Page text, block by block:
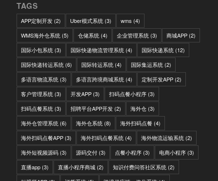
TAGS
APP定制开发(2) Uber模式系统(3) wms (4)
WMS海外仓系统(5) 仓储系统(4) 企业管理系统(3) 商城APP(2)
国际小包系统(3) 国际快递物流管理系统(4) 国际快递系统(12)
国际快递转运系统(6) 国际转运系统(4) 国际集运系统(2)
多语言物流系统(3) 多语言跨境商城系统(4) 定制开发APP(2)
客户管理系统(3) 开发APP(3) 扫码点餐小程序(3)
扫码点餐系统(3) 招聘平台APP开发(2) 海外仓(3)
海外仓管理系统(6) 海外仓系统(8) 海外扫码点餐(4)
海外扫码点餐APP(3) 海外扫码点餐系统(4) 海外物流运输系统(2)
海外短视频源码(3) 源码交付(3) 点餐小程序(3) 电商小程序(3)
直播app(3) 直播小程序商城(2) 知识付费问答社区系统(2)